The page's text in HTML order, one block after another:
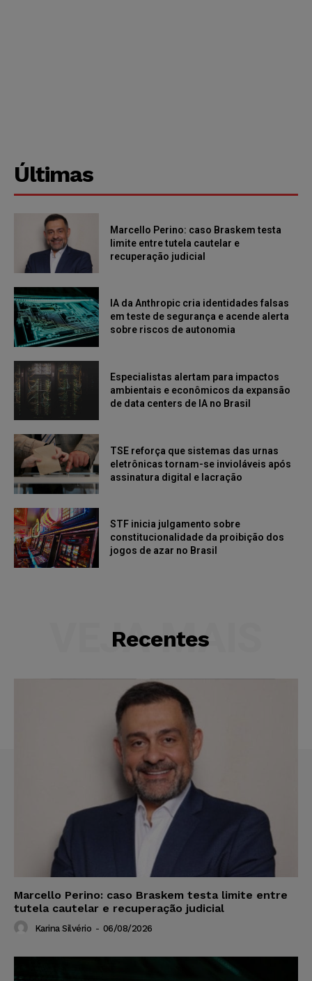
Últimas
Marcello Perino: caso Braskem testa
limite entre tutela cautelar e
recuperação judicial
IA da Anthropic cria identidades falsas
em teste de segurança e acende alerta
sobre riscos de autonomia
Especialistas alertam para impactos
ambientais e econômicos da expansão
de data centers de IA no Brasil
TSE reforça que sistemas das urnas
eletrônicas tornam-se invioláveis após
assinatura digital e lacração
STF inicia julgamento sobre
constitucionalidade da proibição dos
jogos de azar no Brasil
Recentes
VEJA MAIS
Marcello Perino: caso Braskem testa limite entre
tutela cautelar e recuperação judicial
Karina Silvério - 06/08/2026